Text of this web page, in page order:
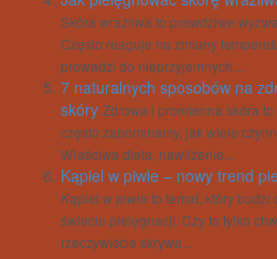
Skóra wrażliwa to prawdziwe
Często reaguje na zmiany
prowadzi do nieprzyjemnych...
7 naturalnych sposobów na
skóry Zdrowa i promienna skóra
często zapominamy, jak wiele
Właściwa dieta, nawilżenie...
Kąpiel w piwie – nowy trend
Kąpiel w piwie to temat, który
świecie pielęgnacji. Czy to tylko
rzeczywiście skrywa...